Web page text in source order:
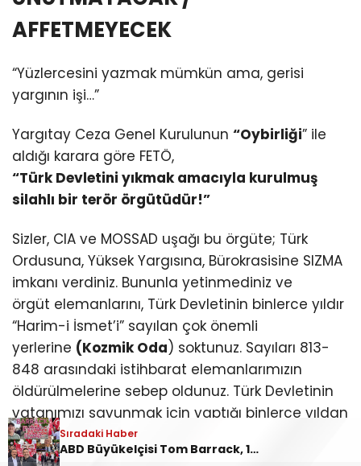
AFFETMEYECEK
“Yüzlercesini yazmak mümkün ama, gerisi
yargının işi…”
Yargıtay Ceza Genel Kurulunun “Oybirliği” ile
aldığı karara göre FETÖ,
“Türk Devletini yıkmak amacıyla kurulmuş
silahlı bir terör örgütüdür!”
Sizler, CIA ve MOSSAD uşağı bu örgüte; Türk
Ordusuna, Yüksek Yargısına, Bürokrasisine SIZMA
imkanı verdiniz. Bununla yetinmediniz ve
örgüt elemanlarını, Türk Devletinin binlerce yıldır
“Harim-i İsmet’i” sayılan çok önemli
yerlerine (Kozmik Oda) soktunuz. Sayıları 813-
848 arasındaki istihbarat elemanlarımızın
öldürülmelerine sebep oldunuz. Türk Devletinin
vatanımızı savunmak için yaptığı binlerce yıldan
süzülerek gelip oluşan
“Savunma Belgelerinin” yabancı istihbarat
Sıradaki Haber
ABD Büyükelçisi Tom Barrack, 19 Mayıs’ta Ankara’da protesto edildi: “Barrack evine dön!”